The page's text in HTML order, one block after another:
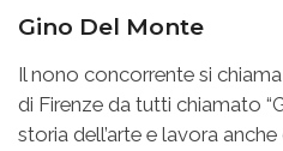
Gino Del Monte
Il nono concorrente si
di Firenze da tutti chiamato
storia dell’arte e lavora